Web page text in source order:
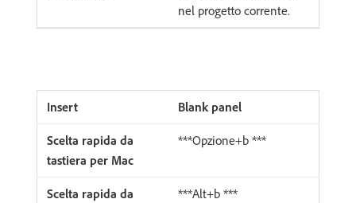
nel progetto corrente.
Blank panel
***Opzione+b ***
***Alt+b ***